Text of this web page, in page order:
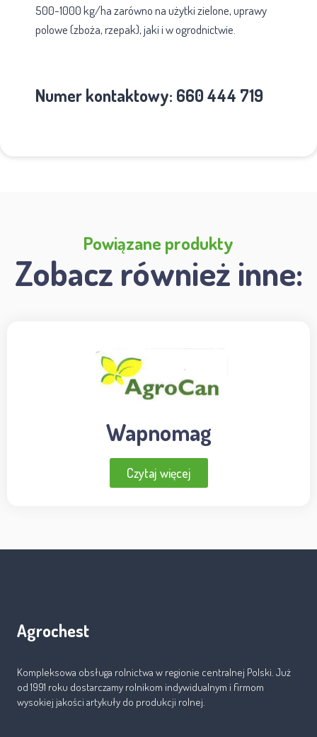
500-1000 kg/ha zarówno na użytki zielone, uprawy
polowe (zboża, rzepak), jaki i w ogrodnictwie.
Numer kontaktowy: 660 444 719
Powiązane produkty
Zobacz również inne:
Wapnomag
Czytaj więcej
Agrochest
Kompleksowa obsługa rolnictwa w regionie centralnej Polski. Już
od 1991 roku dostarczamy rolnikom indywidualnym i firmom
wysokiej jakości artykuły do produkcji rolnej.